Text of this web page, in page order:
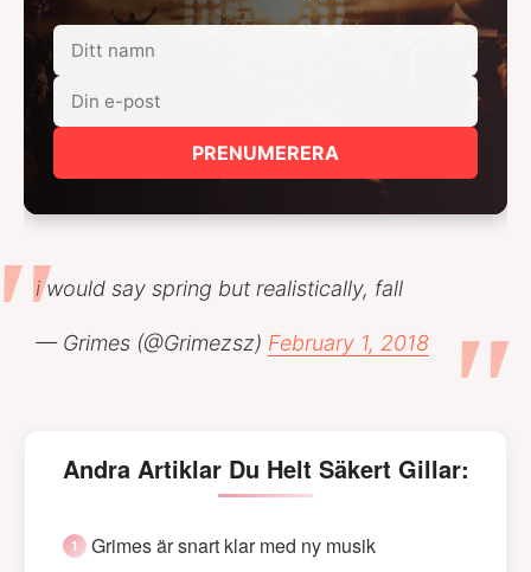
PRENUMERERA
i would say spring but realistically, fall
— Grimes (@Grimezsz) February 1, 2018
Andra Artiklar Du Helt Säkert Gillar:
Grimes är snart klar med ny musik